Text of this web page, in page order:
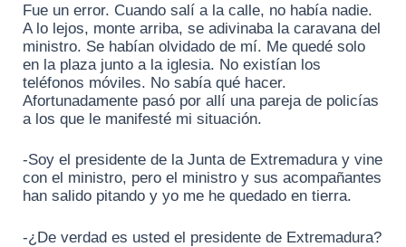
Fue un error. Cuando salí a la calle, no había nadie.
A lo lejos, monte arriba, se adivinaba la caravana del
ministro. Se habían olvidado de mí. Me quedé solo
en la plaza junto a la iglesia. No existían los
teléfonos móviles. No sabía qué hacer.
Afortunadamente pasó por allí una pareja de policías
a los que le manifesté mi situación.
-Soy el presidente de la Junta de Extremadura y vine
con el ministro, pero el ministro y sus acompañantes
han salido pitando y yo me he quedado en tierra.
-¿De verdad es usted el presidente de Extremadura?